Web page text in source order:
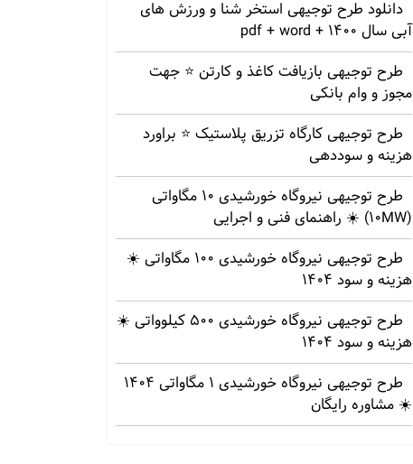
دانلود طرح توجیهی استخر شنا و ورزش های
آبی سال 1400 + pdf + word
طرح توجیهی بازیافت کاغذ و کارتن ⭐️ جهت
مجوز و وام بانکی
طرح توجیهی کارگاه تزریق پلاستیک ⭐ براورد
هزینه و سوددهی
طرح توجیهی نیروگاه خورشیدی 10 مگاواتی
(10MW) ☀️ راهنمای فنی و اجرایی
طرح توجیهی نیروگاه خورشیدی 100 مگاواتی ☀️
هزینه‌ و سود 1404
طرح توجیهی نیروگاه خورشیدی 500 کیلوواتی ☀️
هزینه‌ و سود 1404
طرح توجیهی نیروگاه خورشیدی 1 مگاواتی 1404
☀️ مشاوره رایگان